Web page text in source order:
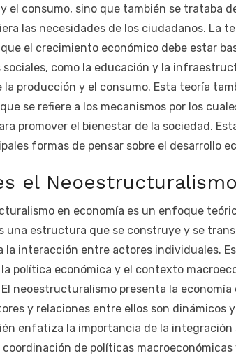
el consumo, sino que también se trataba
las necesidades de los ciudadanos. La
el crecimiento económico debe estar
como la educación y la
la producción y el consumo. Esta teoría
se refiere a los mecanismos por los
promover el bienestar de la sociedad.
formas de pensar sobre el desarrollo
el
en economía es un enfoque
una estructura que se construye y se
la interacción entre actores individuales.
política económica y el contexto
neoestructuralismo presenta la
y relaciones entre ellos son dinámicos
enfatiza la importancia de la integración
coordinación de políticas